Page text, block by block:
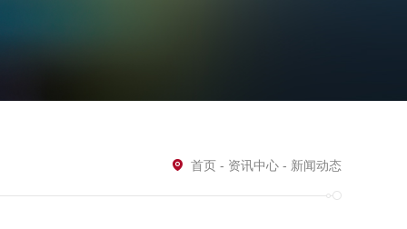
首页 - 资讯中心 - 新闻动态